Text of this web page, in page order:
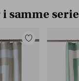
samme serie
Legg